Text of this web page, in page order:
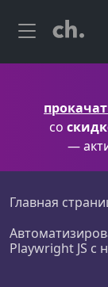
со
—
Главная
Playwright JS с